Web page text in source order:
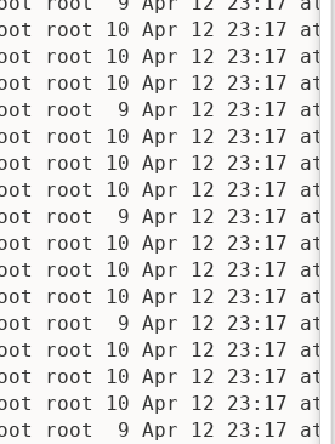
root 10 Apr 12 23:17 ata-
root 10 Apr 12 23:17 ata-
root 10 Apr 12 23:17 ata-
root  9 Apr 12 23:17 ata-
root 10 Apr 12 23:17 ata-
root 10 Apr 12 23:17 ata-
root 10 Apr 12 23:17 ata-
root  9 Apr 12 23:17 ata-
root 10 Apr 12 23:17 ata-
root 10 Apr 12 23:17 ata-
root 10 Apr 12 23:17 ata-
root  9 Apr 12 23:17 ata-
root 10 Apr 12 23:17 ata-
root 10 Apr 12 23:17 ata-
root 10 Apr 12 23:17 ata-
root  9 Apr 12 23:17 ata-